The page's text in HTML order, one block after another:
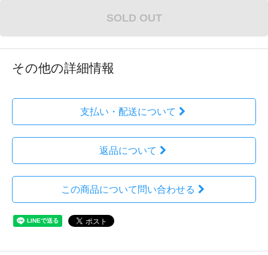
SOLD OUT
その他の詳細情報
支払い・配送について
返品について
この商品について問い合わせる